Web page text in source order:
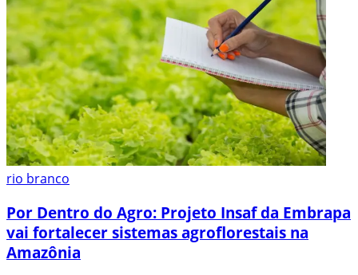
rio branco
Por Dentro do Agro: Projeto Insaf da Embrapa
vai fortalecer sistemas agroflorestais na
Amazônia